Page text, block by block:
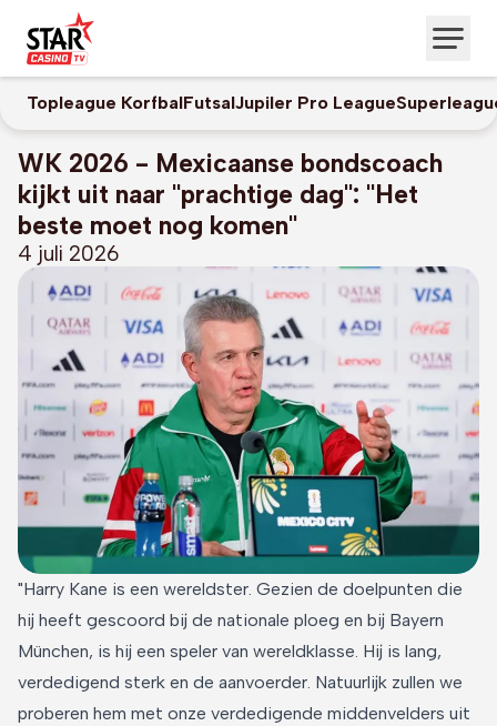
Topleague KorfbalFutsalJupiler Pro League
WK 2026 - Mexicaanse bondscoach
kijkt uit naar "prachtige dag": "Het
beste moet nog komen"
4 juli 2026
"Harry Kane is een wereldster. Gezien de doelpunten die
hij heeft gescoord bij de nationale ploeg en bij Bayern
München, is hij een speler van wereldklasse. Hij is lang,
verdedigend sterk en de aanvoerder. Natuurlijk zullen we
proberen hem met onze verdedigende middenvelders uit